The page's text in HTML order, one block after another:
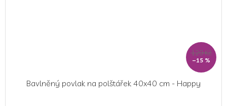
129 Kč
–15 %
Bavlněný povlak na polštářek 40x40 cm - Happy